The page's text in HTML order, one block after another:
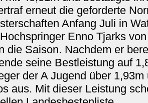
erneut die geforderte
Anfang Juli in
Enno Tjarks von
die Saison. Nachdem er
seine Bestleistung auf
der A Jugend über
aus. Mit dieser Leistung